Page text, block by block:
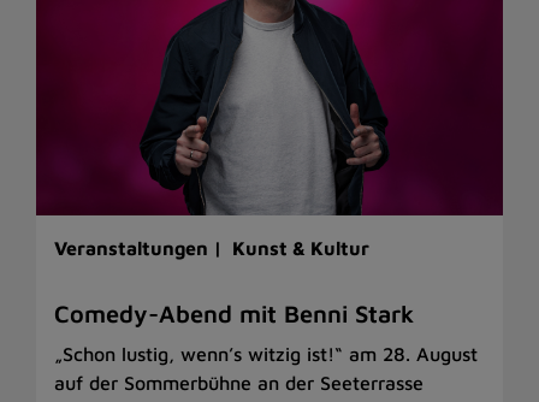
Veranstaltungen | Kunst & Kultur
Comedy-Abend mit Benni Stark
„Schon lustig, wenn’s witzig ist!“ am 28. August
auf der Sommerbühne an der Seeterrasse